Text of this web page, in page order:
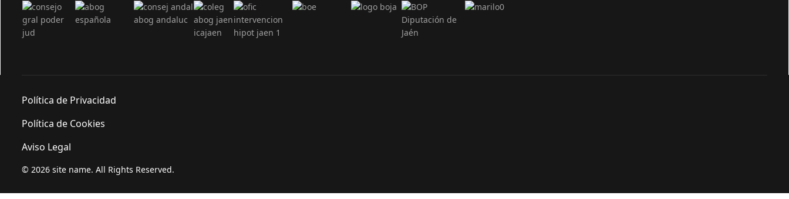
Política de Privacidad
Política de Cookies
Aviso Legal
© 2026 site name. All Rights Reserved.